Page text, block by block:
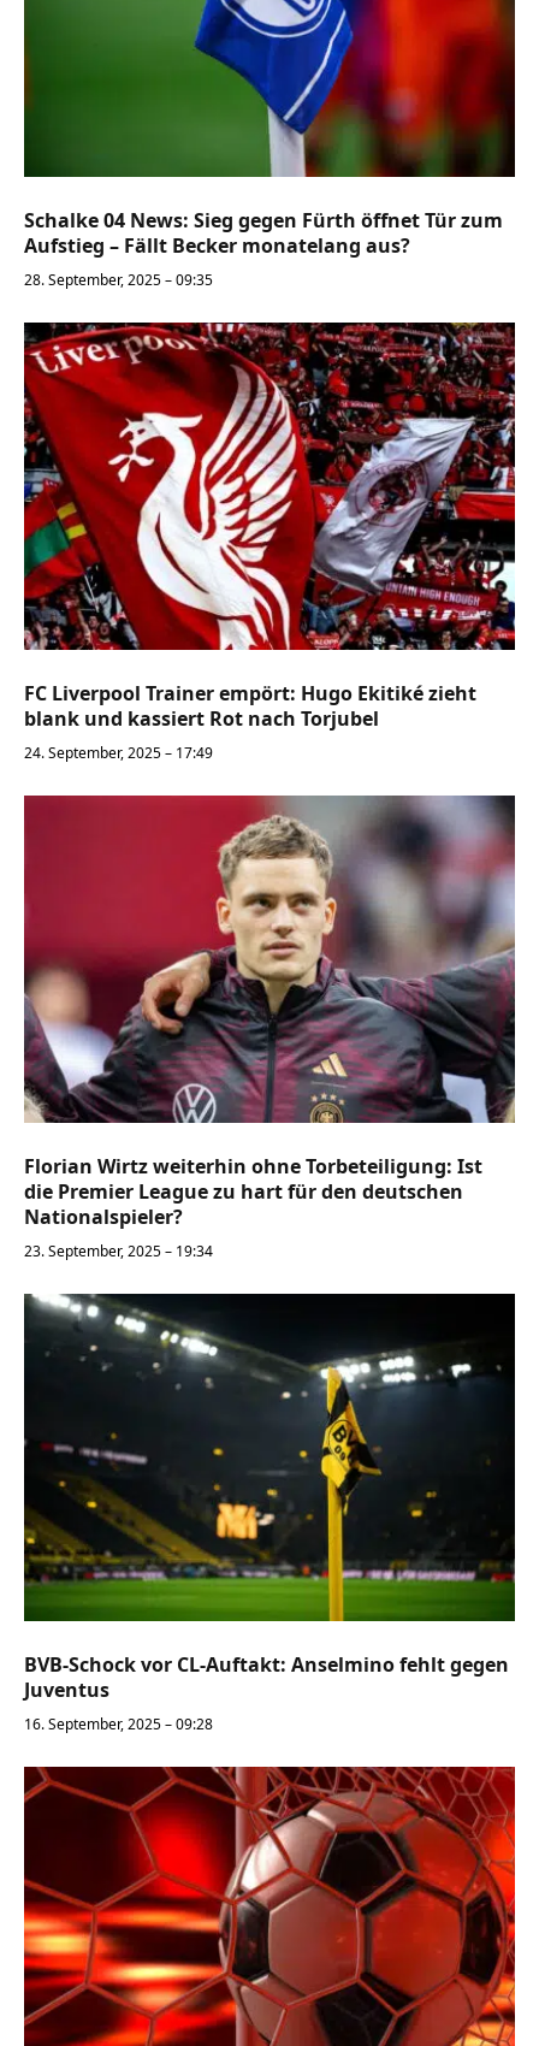
Schalke 04 News: Sieg gegen Fürth öffnet Tür zum
Aufstieg – Fällt Becker monatelang aus?
28. September, 2025 – 09:35
FC Liverpool Trainer empört: Hugo Ekitiké zieht
blank und kassiert Rot nach Torjubel
24. September, 2025 – 17:49
Florian Wirtz weiterhin ohne Torbeteiligung: Ist
die Premier League zu hart für den deutschen
Nationalspieler?
23. September, 2025 – 19:34
BVB-Schock vor CL-Auftakt: Anselmino fehlt gegen
Juventus
16. September, 2025 – 09:28